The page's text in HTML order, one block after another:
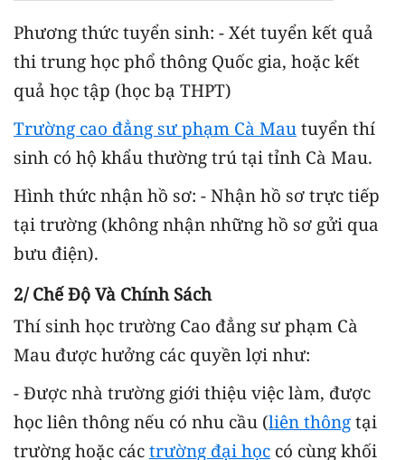
Phương thức tuyển sinh: - Xét tuyển kết quả
thi trung học phổ thông Quốc gia, hoặc kết
quả học tập (học bạ THPT)
Trường cao đẳng sư phạm Cà Mau tuyển thí
sinh có hộ khẩu thường trú tại tỉnh Cà Mau.
Hình thức nhận hồ sơ: - Nhận hồ sơ trực tiếp
tại trường (không nhận những hồ sơ gửi qua
bưu điện).
2/ Chế Độ Và Chính Sách
Thí sinh học trường Cao đẳng sư phạm Cà
Mau được hưởng các quyền lợi như:
- Được nhà trường giới thiệu việc làm, được
học liên thông nếu có nhu cầu (liên thông tại
trường hoặc các trường đại học có cùng khối